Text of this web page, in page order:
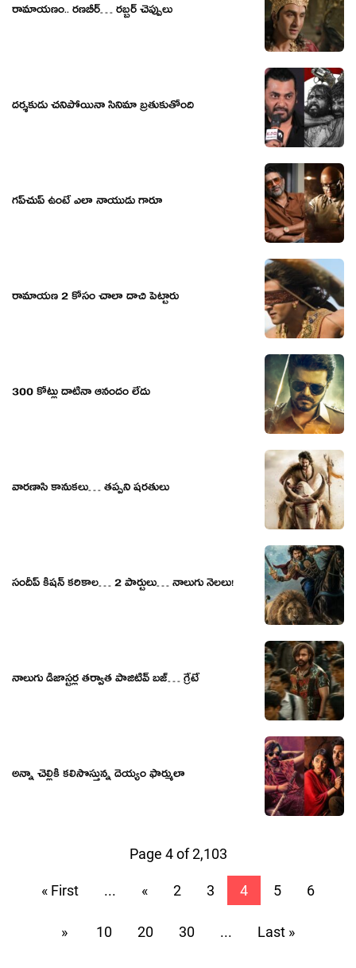
రామాయ‌ణం.. ర‌ణ‌బీర్… ర‌బ్బ‌ర్ చెప్పులు
దర్శకుడు చనిపోయినా సినిమా బ్రతుకుతోంది
గప్‌చుప్ ఉంటే ఎలా నాయుడు గారూ
రామాయణ 2 కోసం చాలా దాచి పెట్టారు
300 కోట్లు దాటినా ఆనందం లేదు
వారణాసి కానుకలు… తప్పని షరతులు
సందీప్ కిషన్ కరికాల… 2 పార్టులు… నాలుగు నెలలు!
నాలుగు డిజాస్ట‌ర్ల త‌ర్వాత పాజిటివ్ బ‌జ్… గ్రేటే
అన్నా చెల్లికి కలిసొస్తున్న దెయ్యం ఫార్ములా
Page 4 of 2,103
« First ... « 2 3 4 5 6
» 10 20 30 ... Last »